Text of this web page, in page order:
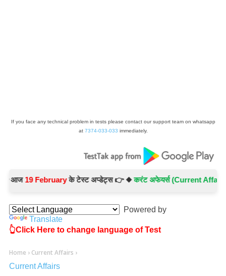
If you face any technical problem in tests please contact our support team on whatsapp
at 7374-033-033 immediately.
19 Februaryके टेस्ट अप्डेट्स 👉 ◆करंट अफेयर्स (Current Affairs) -
Powered by
Translate
👆Click Here to change language of Test
Home › Current Affairs ›
Current Affairs